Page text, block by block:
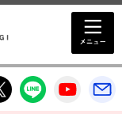
萩市公式
高萩市公式X
高萩市
高